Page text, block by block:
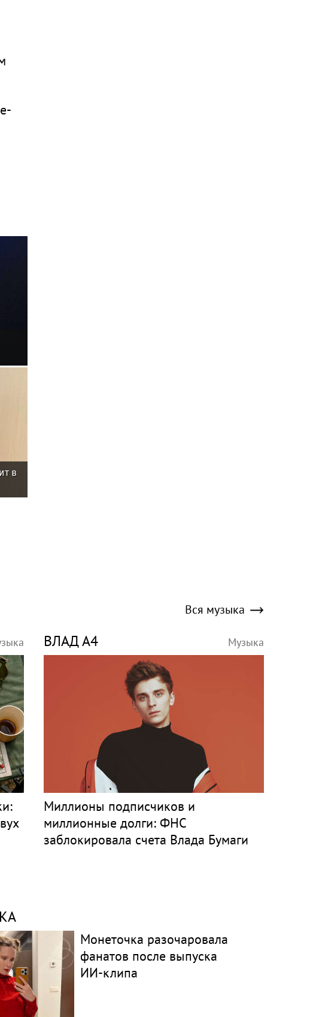
в
Вся музыка
ВЛАД А4 Музыка
Миллионы подписчиков и
миллионные долги: ФНС
заблокировала счета Влада Бумаги
Монеточка разочаровала
фанатов после выпуска
ИИ-клипа